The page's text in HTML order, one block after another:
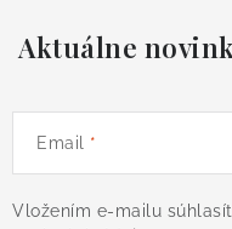
Aktuálne
Email
Vložením e-mailu